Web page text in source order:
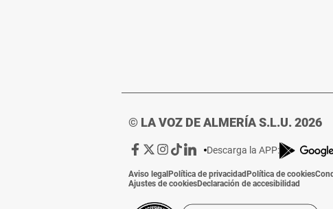
© LA VOZ DE ALMERÍA S.L.U. 2026
Ir
Facebook
La
Ir
X
La
Ir
Instagram
La
Ir
TikTok
La
Ir
Linkedin
La
Descarga la APP:
Aviso legalPolítica de privacidadPolítica de cookies
Ajustes de cookiesDeclaración de accesibilidad